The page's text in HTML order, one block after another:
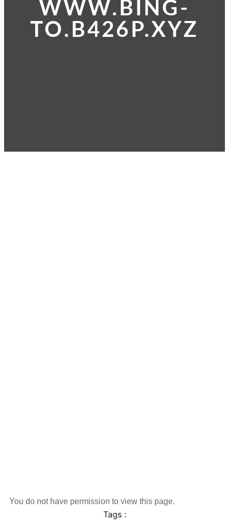
WWW.BING-
TO.B426P.XYZ
You do not have permission to view this page.
Tags :